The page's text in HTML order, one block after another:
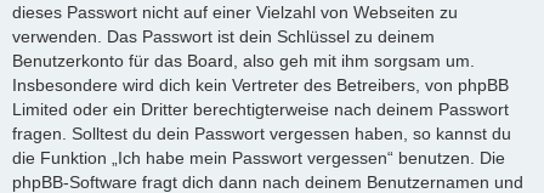
dieses Passwort nicht auf einer Vielzahl von Webseiten zu
verwenden. Das Passwort ist dein Schlüssel zu deinem
Benutzerkonto für das Board, also geh mit ihm sorgsam um.
Insbesondere wird dich kein Vertreter des Betreibers, von phpBB
Limited oder ein Dritter berechtigterweise nach deinem Passwort
fragen. Solltest du dein Passwort vergessen haben, so kannst du
die Funktion „Ich habe mein Passwort vergessen“ benutzen. Die
phpBB-Software fragt dich dann nach deinem Benutzernamen und